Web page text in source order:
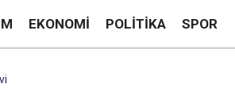
EKONOMI POLITIKA SPOR